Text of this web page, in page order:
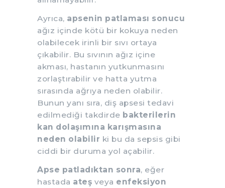
Ayrıca, apsenin patlaması sonucu
ağız içinde kötü bir kokuya neden
olabilecek irinli bir sıvı ortaya
çıkabilir. Bu sıvının ağız içine
akması, hastanın yutkunmasını
zorlaştırabilir ve hatta yutma
sırasında ağrıya neden olabilir.
Bunun yanı sıra, diş apsesi tedavi
edilmediği takdirde bakterilerin
kan dolaşımına karışmasına
neden olabilir ki bu da sepsis gibi
ciddi bir duruma yol açabilir.
Apse patladıktan sonra, eğer
hastada ateş veya enfeksiyon